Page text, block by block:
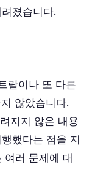
졌습니다.
랄이나 또 다른
않았습니다.
지지 않은 내용
했다는 점을 지
여러 문제에 대